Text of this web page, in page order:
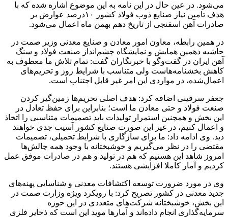
می‌شود. در عین حال در این نامه به این موضوع اشاره شده که با
هدف تامین نیاز صنایع ذوب فولاد کشور ۱۰درصد عوارض بر
صادرات آهن اسفنجی از تاریخ دهم بهمن ماه اعمال می‌شود.
در همین رابطه، معاون امور معادن و صنایع معدنی وزیر صمت در
حاشیه دهمین همایش و نمایشگاه چشم‌انداز صنعت فولاد و سنگ
آهن ایران در گفت‌وگو با خبرنگاران گفت: تمام تلاش ما معطوف به
کاهش بخشنامه‌هاست ولی متناسب با شرایط روز و تحریم‌های
اعمال‌شده، در مواردی این امر غیر قابل اجتناب است.
جعفر سرقینی اضافه کرد: هدف اصلی تحریم‌ها زمین‌گیر کردن
صنعت فولاد و حتی معادن ما است؛ بنابراین برای حفظ تعادل در
این بخش و همچنین استمرار تولیدات باید تصمیمات متناسبی را اتخاذ
و اعمال کنیم، در غیر این صورت صنایع کشور آسیب جدی خواهند
دید. وی ادامه داد: ما برای سازگاری با شرایط تحمیلی، تصمیمات
مقتضی را در نظر می‌گیریم و خوشبختانه با وجود همه چالش‌ها
امروز شاهد این هستیم که هم در تولید و هم در صادرات موفق عمل
کردیم و آمار کاملا افزایشی هستند.
وی در مورد ضرورت توسعه اکتشافات معدنی و شناسایی پهنه‌های
جدید معدنی در کشور تصریح کرد: با رویکرد ویژه وزارت صمت در
این بخش، خوشبختانه شرکت‌های متعددی در این حوزه
سرمایه‌گذاری انجام داده‌اند و آمارها موید این است که ذخایر فلزی